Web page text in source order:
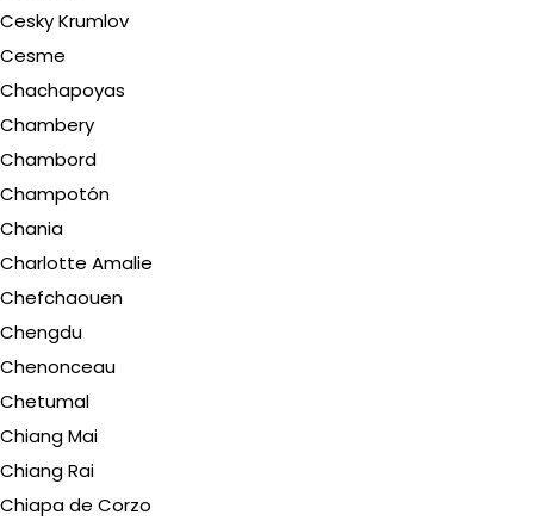
Cesky Krumlov
Cesme
Chachapoyas
Chambery
Chambord
Champotón
Chania
Charlotte Amalie
Chefchaouen
Chengdu
Chenonceau
Chetumal
Chiang Mai
Chiang Rai
Chiapa de Corzo